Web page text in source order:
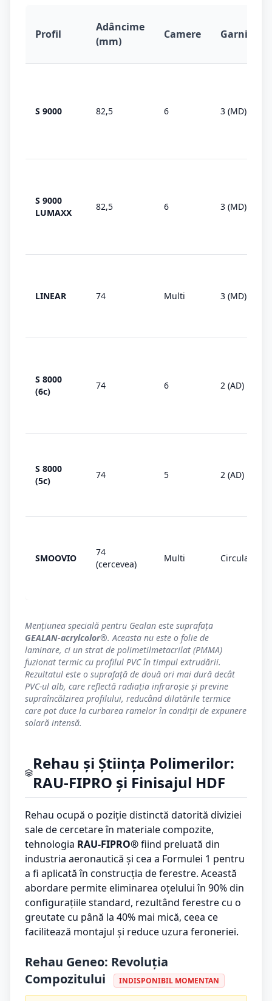
Profil
Adâncime
(mm)
Camere Garnituri
S 9000 82,5 6 3 (MD)
S 9000
LUMAXX
82,5 6 3 (MD)
LINEAR 74 Multi 3 (MD)
S 8000
(6c)
74 6 2 (AD)
S 8000
(5c)
74 5 2 (AD)
SMOOVIO
74
(cercevea)
Multi Circulare
Mențiunea specială pentru Gealan este suprafața
GEALAN-acrylcolor®. Aceasta nu este o folie de
laminare, ci un strat de polimetilmetacrilat (PMMA)
fuzionat termic cu profilul PVC în timpul extrudării.
Rezultatul este o suprafață de două ori mai dură decât
PVC-ul alb, care reflectă radiația infraroșie și previne
supraîncălzirea profilului, reducând dilatările termice
care pot duce la curbarea ramelor în condiții de expunere
solară intensă.
Rehau și Știința Polimerilor:
RAU-FIPRO și Finisajul HDF
Rehau ocupă o poziție distinctă datorită diviziei
sale de cercetare în materiale compozite,
tehnologia RAU-FIPRO®fiind preluată din
industria aeronautică și cea a Formulei 1 pentru
a fi aplicată în construcția de ferestre. Această
abordare permite eliminarea oțelului în 90% din
configurațiile standard, rezultând ferestre cu o
greutate cu până la 40% mai mică, ceea ce
facilitează montajul și reduce uzura feroneriei.
Rehau Geneo: Revoluția
Compozitului
INDISPONIBIL MOMENTAN